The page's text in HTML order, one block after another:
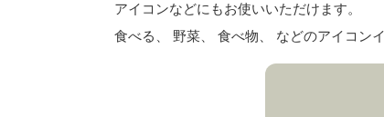
アイコンなどにもお使いいただけます。
食べる、 野菜、 食べ物、 などのアイコン